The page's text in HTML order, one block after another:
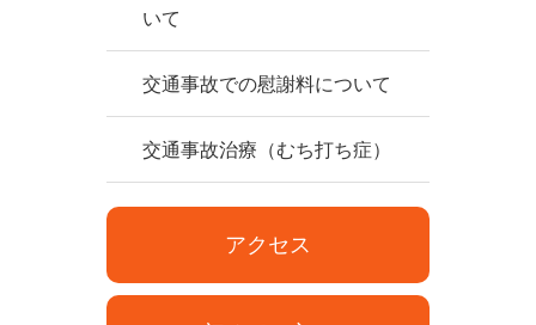
いて
交通事故での慰謝料について
交通事故治療（むち打ち症）
アクセス